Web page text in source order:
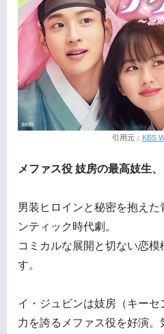
引用元： KBS
メファス役 妓房の最高妓生
男装ヒロインと秘密を抱え
ンティック時代劇。
コミカルな展開と切ない恋
す。
イ・ジュビンは妓房（キー
力を誇るメファス役を好演